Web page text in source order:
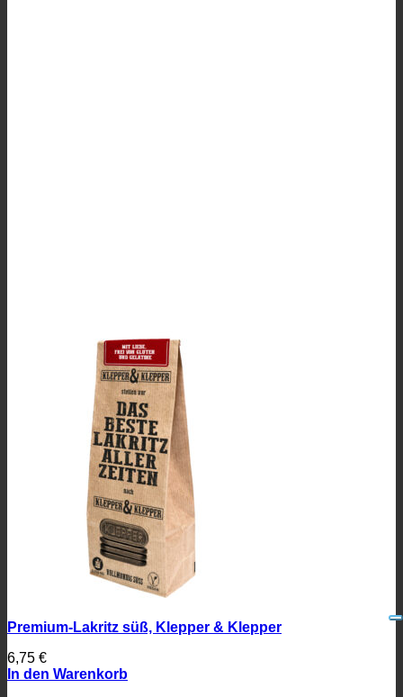
Premium-Lakritz süß, Klepper & Klepper
6,75 €
In den Warenkorb